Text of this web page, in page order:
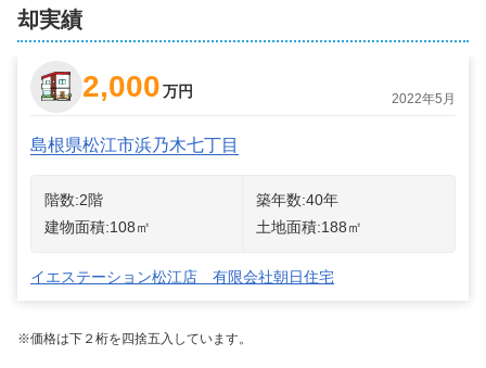
却実績
2,000万円 2022年5月
島根県松江市浜乃木七丁目
階数:2階 築年数:40年
建物面積:108㎡ 土地面積:188㎡
イエステーション松江店 有限会社朝日住宅
※価格は下２桁を四捨五入しています。